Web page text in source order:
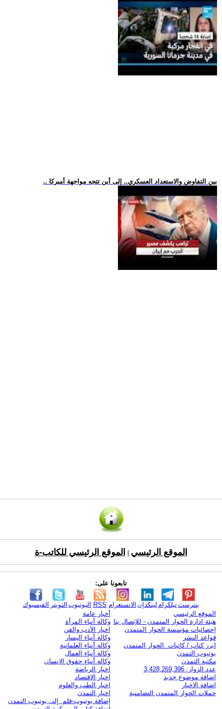
.. بين التفاوض والاستعداد العسكري.. إلى أين تتجه مواجهة أميركا
الموقع الرئيسي الموقع الرئيسي للكاتب-ة
تابعونا على:
الفيسبوك التويتر اليوتيوب RSS الانستغرام لينكدإن تيلكرامبنترست
الموقع الرئيسي
هيئة ادارة الحوار المتمدن - للإتصال بنا
إحصائيات مؤسسة الحوار المتمدن
قواعد النشر
ابرز كتاب / كاتبات الحوار المتمدن
يوتيوب التمدن
مكتبة التمدن
عدد الزوار: 3,428,269,396
اضافة موضوع جديد
اضافة الاخبار
حملات الحوار المتمدن التضامنية
أخبار عامة
وكالة أنباء المرأة
اخبار الأدب والفن
وكالة أنباء اليسار
وكالة أنباء العلمانية
وكالة أنباء العمال
وكالة أنباء حقوق الإنسان
اخبار الرياضة
اخبار الاقتصاد
اخبار الطب والعلوم
اخبار التمدن
إضافة يوتيوب-فلم إلى يوتيوب التمدن